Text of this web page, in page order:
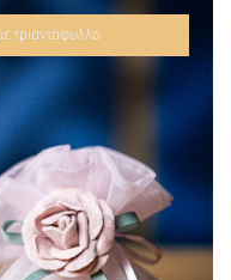
τριαντάφυλλο